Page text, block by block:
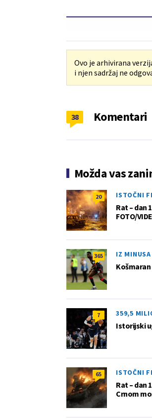
Ovo je arhivirana
i njen sadržaj ne
Komentari
38
Možda vas
20 ISTOČNI
Rat – dan
FOTO/
365 IZ
7 359,5
Istorijski
65 ISTOČNI
Rat – dan
Crnom